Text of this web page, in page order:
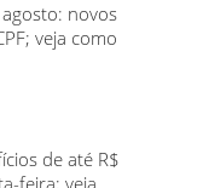
novos
veja como
de até R$